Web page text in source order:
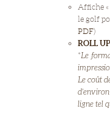
Affiche
le golf
PDF)
ROLL UP
*Le
Le coût
ligne tel